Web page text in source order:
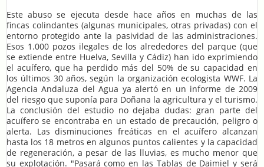
Este abuso se ejecuta desde hace años en muchas de las
fincas colindantes (algunas municipales, otras privadas) con el
entorno protegido ante la pasividad de las administraciones.
Esos 1.000 pozos ilegales de los alrededores del parque (que
se extiende entre Huelva, Sevilla y Cádiz) han ido exprimiendo
el acuífero, que ha perdido más del 50% de su capacidad en
los últimos 30 años, según la organización ecologista WWF. La
Agencia Andaluza del Agua ya alertó en un informe de 2009
del riesgo que suponía para Doñana la agricultura y el turismo.
La conclusión del estudio no dejaba dudas: gran parte del
acuífero se encontraba en un estado de precaución, peligro o
alerta. Las disminuciones freáticas en el acuífero alcanzan
hasta los 18 metros en algunos puntos calientes y la capacidad
de regeneración, a pesar de las lluvias, es mucho menor que
su explotación. "Pasará como en las Tablas de Daimiel y será